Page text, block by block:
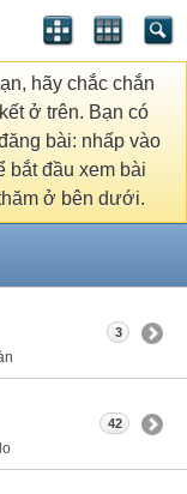
hãy chắc chắn
ở trên. Bạn có
bài: nhấp vào
bắt đầu xem bài
ở bên dưới.
3
42